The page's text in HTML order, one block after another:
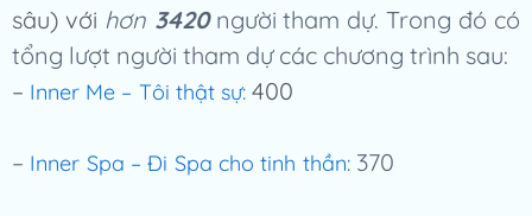
sâu) với hơn3420người tham dự. Trong đó có
tổng lượt người tham dự các chương trình sau:
– Inner Me – Tôi thật sự: 400
– Inner Spa – Đi Spa cho tinh thần:370